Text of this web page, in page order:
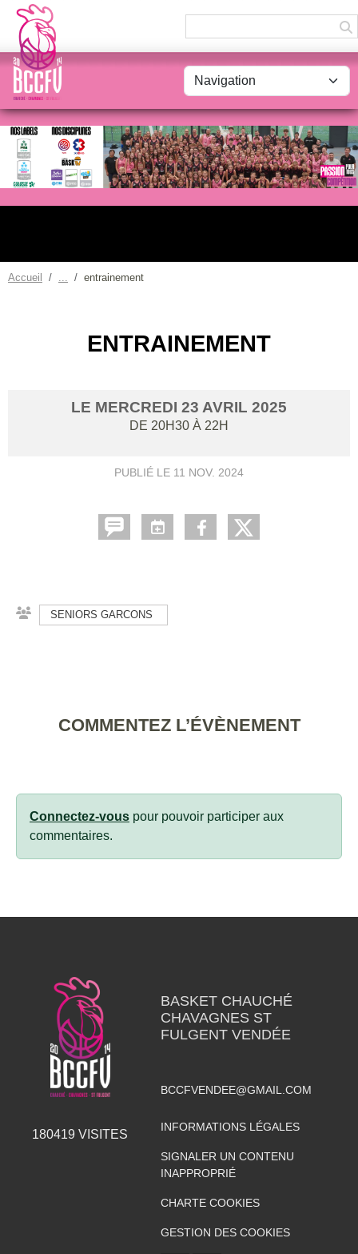
Accueil entrainement
ENTRAINEMENT
LE MERCREDI 23 AVRIL 2025
DE 20H30 À 22H
PUBLIÉ LE 11 NOV. 2024
SENIORS GARCONS
COMMENTEZ L’ÉVÈNEMENT
Connectez-vous pour pouvoir participer aux
commentaires.
180419 VISITES
BASKET CHAUCHÉ
CHAVAGNES ST
FULGENT VENDÉE
BCCFVENDEE@GMAIL.COM
INFORMATIONS LÉGALES
SIGNALER UN CONTENU
INAPPROPRIÉ
CHARTE COOKIES
GESTION DES COOKIES
Panneau de gestion des cookies